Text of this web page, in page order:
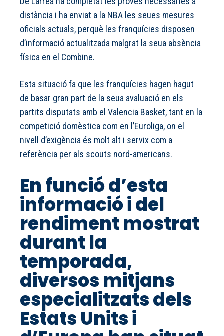
distància i ha enviat a la NBA les seues mesures
oficials actuals, perquè les franquícies disposen
d’informació actualitzada malgrat la seua absència
física en el Combine.
Esta situació fa que les franquícies hagen hagut
de basar gran part de la seua avaluació en els
partits disputats amb el Valencia Basket, tant en la
competició domèstica com en l’Euroliga, on el
nivell d’exigència és molt alt i servix com a
referència per als scouts nord-americans.
En funció d’esta
informació i del
rendiment mostrat
durant la
temporada,
diversos mitjans
especialitzats dels
Estats Units i